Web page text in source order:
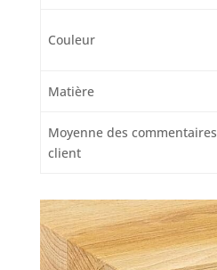
Couleur
Matière
Moyenne des commentaires
client